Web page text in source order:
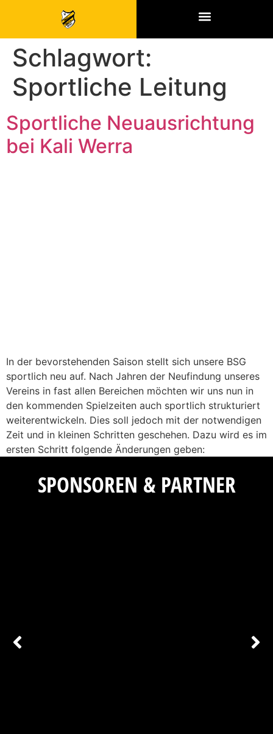
Schlagwort:
Sportliche Leitung
Sportliche Neuausrichtung
bei Kali Werra
In der bevorstehenden Saison stellt sich unsere BSG
sportlich neu auf. Nach Jahren der Neufindung unseres
Vereins in fast allen Bereichen möchten wir uns nun in
den kommenden Spielzeiten auch sportlich strukturiert
weiterentwickeln. Dies soll jedoch mit der notwendigen
Zeit und in kleinen Schritten geschehen. Dazu wird es im
ersten Schritt folgende Änderungen geben:
SPONSOREN & PARTNER